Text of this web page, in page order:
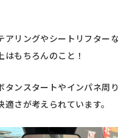
リングやシートリフター
はもちろんのこと！
ンスタートやインパネ周
適さが考えられています。